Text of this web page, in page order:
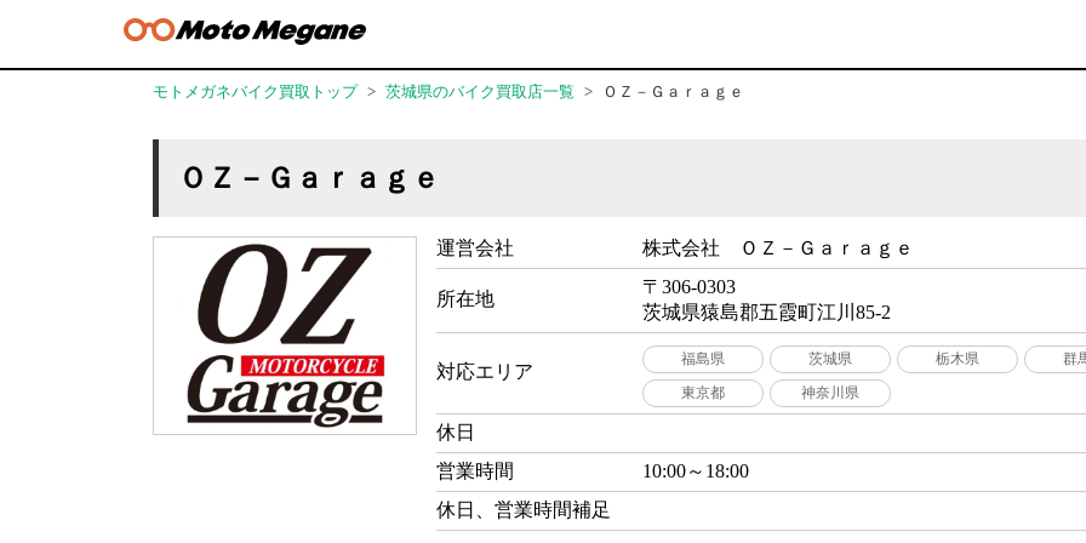
モトメガネバイク買取トップ 茨城県のバイク買取店一覧 ＯＺ－Ｇａｒａｇｅ
ＯＺ－Ｇａｒａｇｅ
運営会社 株式会社 ＯＺ－Ｇａｒａｇｅ
所在地
〒306-0303
茨城県猿島郡五霞町江川85-2
対応エリア
福島県 茨城県 栃木県 群
東京都
神奈川県
休日
営業時間
10:00～18:00
休日、営業時間補足